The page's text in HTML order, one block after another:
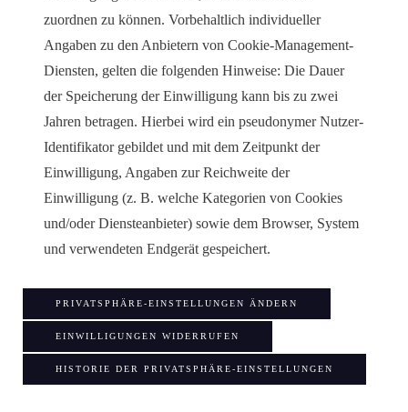
zuordnen zu können. Vorbehaltlich individueller
Angaben zu den Anbietern von Cookie-Management-
Diensten, gelten die folgenden Hinweise: Die Dauer
der Speicherung der Einwilligung kann bis zu zwei
Jahren betragen. Hierbei wird ein pseudonymer Nutzer-
Identifikator gebildet und mit dem Zeitpunkt der
Einwilligung, Angaben zur Reichweite der
Einwilligung (z. B. welche Kategorien von Cookies
und/oder Diensteanbieter) sowie dem Browser, System
und verwendeten Endgerät gespeichert.
PRIVATSPHÄRE-EINSTELLUNGEN ÄNDERN
EINWILLIGUNGEN WIDERRUFEN
HISTORIE DER PRIVATSPHÄRE-EINSTELLUNGEN